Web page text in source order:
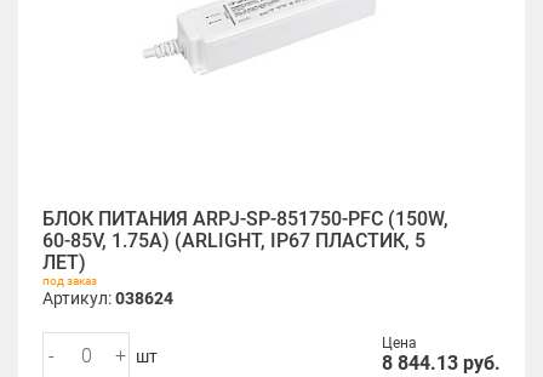
БЛОК ПИТАНИЯ ARPJ-SP-851750-PFC (150W,
60-85V, 1.75A) (ARLIGHT, IP67 ПЛАСТИК, 5
ЛЕТ)
под заказ
Артикул:038624
Цена
8 844.13 руб.
- + шт